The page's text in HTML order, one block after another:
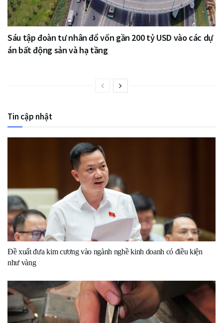
Sáu tập đoàn tư nhân đổ vốn gần 200 tỷ USD vào các dự
án bất động sản và hạ tầng
Tin cập nhật
Đề xuất đưa kim cương vào ngành nghề kinh doanh có điều kiện
như vàng